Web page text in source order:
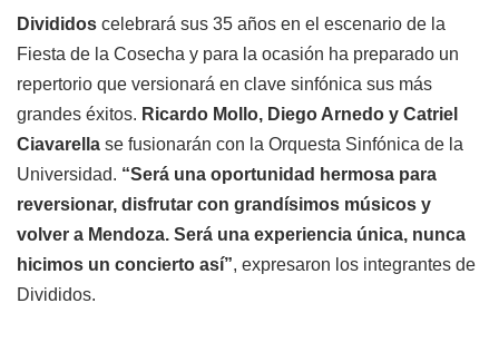
Divididos celebrará sus 35 años en el escenario de la
Fiesta de la Cosecha y para la ocasión ha preparado un
repertorio que versionará en clave sinfónica sus más
grandes éxitos. Ricardo Mollo, Diego Arnedo y Catriel
Ciavarella se fusionarán con la Orquesta Sinfónica de la
Universidad. “Será una oportunidad hermosa para
reversionar, disfrutar con grandísimos músicos y
volver a Mendoza. Será una experiencia única, nunca
hicimos un concierto así”, expresaron los integrantes de
Divididos.